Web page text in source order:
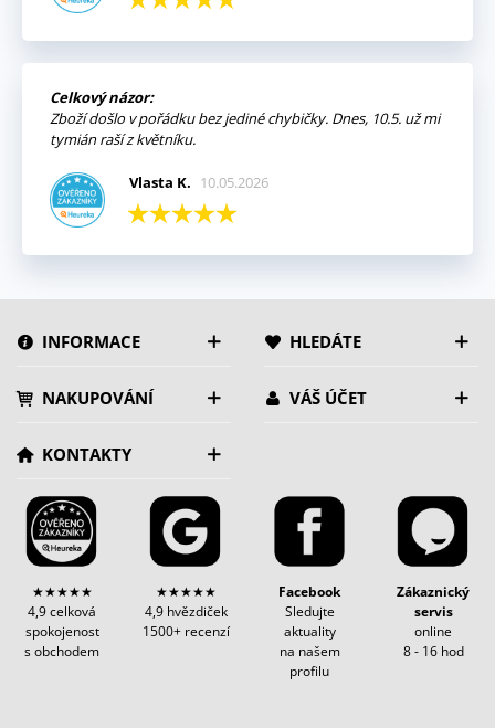
Celkový názor:
Zboží došlo v pořádku bez jediné chybičky. Dnes, 10.5. už mi
tymián raší z květníku.
Vlasta K. 10.05.2026
INFORMACE HLEDÁTE
NAKUPOVÁNÍ VÁŠ ÚČET
KONTAKTY
★★★★★
4,9 celková
spokojenost
s obchodem
★★★★★
4,9 hvězdiček
1500+ recenzí
Facebook
Sledujte
aktuality
na našem
profilu
Zákaznický
servis
online
8 - 16 hod